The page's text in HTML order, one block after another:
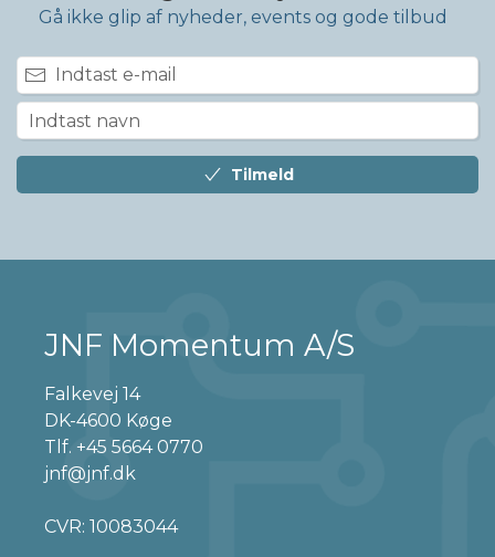
Gå ikke glip af nyheder, events og gode tilbud
Tilmeld
JNF Momentum A/S
Falkevej 14
DK-4600 Køge
Tlf. +45 5664 0770
jnf@jnf.dk
CVR: 10083044